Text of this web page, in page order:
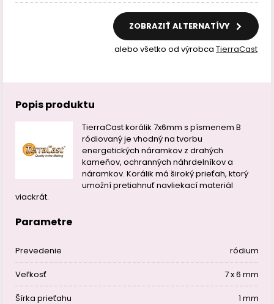
ZOBRAZIŤ ALTERNATÍVY
alebo všetko od výrobca TierraCast
Popis produktu
TierraCast korálik 7x6mm s písmenem B
ródiovaný je vhodný na tvorbu
energetických náramkov z drahých
kameňov, ochranných náhrdelníkov a
náramkov. Korálik má široký prieťah, ktorý
umožní pretiahnuť navliekací materiál
viackrát.
Parametre
Prevedenie ródium
Veľkosť 7 x 6 mm
Šírka prieťahu 1 mm